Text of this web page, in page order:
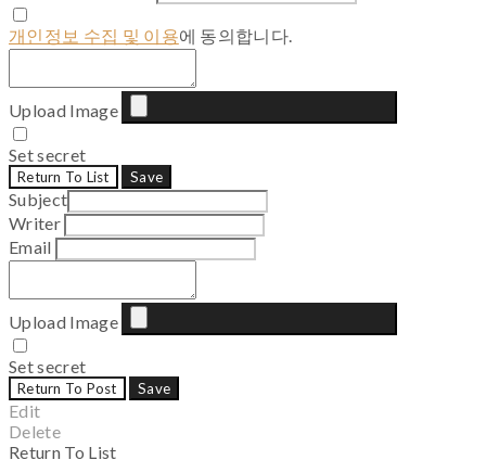
개인정보 수집 및 이용에 동의합니다.
Upload Image
Set secret
Return To List Save
Subject
Writer
Email
Upload Image
Set secret
Return To Post Save
Edit
Delete
Return To List